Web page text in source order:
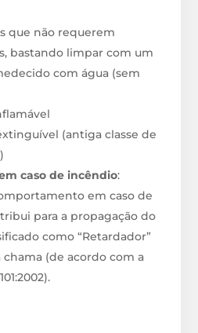
que não requerem
bastando limpar com um
com água (sem
(antiga classe de
caso de incêndio:
em caso de
para a propagação do
como “Retardador”
chama (de acordo com a